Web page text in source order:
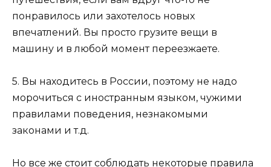
понравилось или захотелось новых
впечатлений. Вы просто грузите вещи в
машину и в любой момент переезжаете.
5. Вы находитесь в России, поэтому не надо
морочиться с иностранным языком, чужими
правилами поведения, незнакомыми
законами и т.д.
Но все же стоит соблюдать некоторые правила